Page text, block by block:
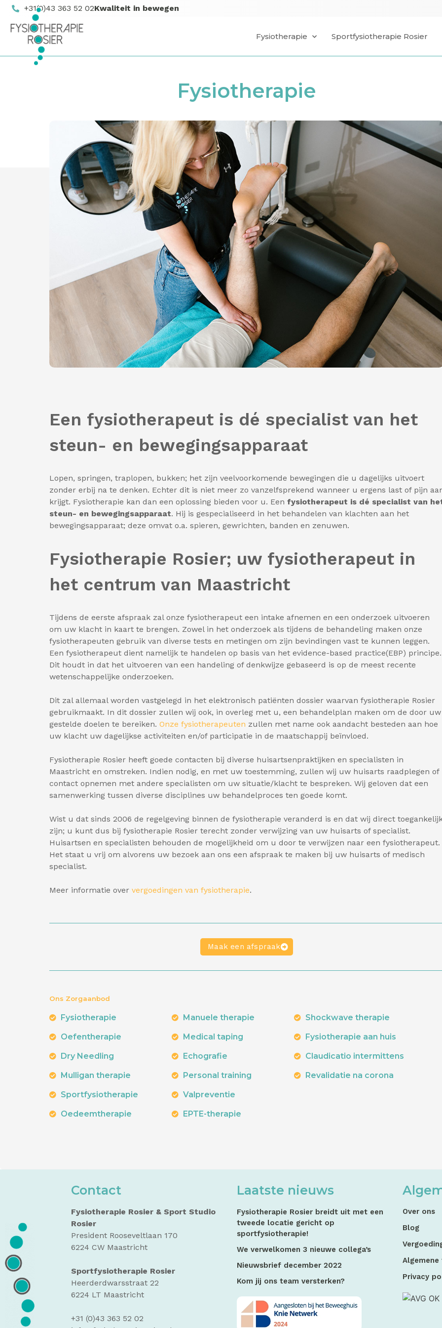
+31(0)43 363 52 02Kwaliteit in bewegen
Fysiotherapie Sportfysiotherapie Rosier
Fysiotherapie
Een fysiotherapeut is dé specialist van het
steun- en bewegingsapparaat
Lopen, springen, traplopen, bukken; het zijn veelvoorkomende bewegingen die u dagelijks uitvoert
zonder erbij na te denken. Echter dit is niet meer zo vanzelfsprekend wanneer u ergens last of pijn
krijgt. Fysiotherapie kan dan een oplossing bieden voor u. Een fysiotherapeut is dé specialist van
steun- en bewegingsapparaat. Hij is gespecialiseerd in het behandelen van klachten aan het
bewegingsapparaat; deze omvat o.a. spieren, gewrichten, banden en zenuwen.
Fysiotherapie Rosier; uw fysiotherapeut in
het centrum van Maastricht
Tijdens de eerste afspraak zal onze fysiotherapeut een intake afnemen en een onderzoek uitvoeren
om uw klacht in kaart te brengen. Zowel in het onderzoek als tijdens de behandeling maken onze
fysiotherapeuten gebruik van diverse tests en metingen om zijn bevindingen vast te kunnen leggen.
Een fysiotherapeut dient namelijk te handelen op basis van het evidence-based practice(EBP) principe.
Dit houdt in dat het uitvoeren van een handeling of denkwijze gebaseerd is op de meest recente
wetenschappelijke onderzoeken.
Dit zal allemaal worden vastgelegd in het elektronisch patiënten dossier waarvan fysiotherapie Rosier
gebruikmaakt. In dit dossier zullen wij ook, in overleg met u, een behandelplan maken om de door uw
gestelde doelen te bereiken. Onze fysiotherapeuten zullen met name ook aandacht besteden aan hoe
uw klacht uw dagelijkse activiteiten en/of participatie in de maatschappij beïnvloed.
Fysiotherapie Rosier heeft goede contacten bij diverse huisartsenpraktijken en specialisten in
Maastricht en omstreken. Indien nodig, en met uw toestemming, zullen wij uw huisarts raadplegen of
contact opnemen met andere specialisten om uw situatie/klacht te bespreken. Wij geloven dat een
samenwerking tussen diverse disciplines uw behandelproces ten goede komt.
Wist u dat sinds 2006 de regelgeving binnen de fysiotherapie veranderd is en dat wij direct
zijn; u kunt dus bij fysiotherapie Rosier terecht zonder verwijzing van uw huisarts of specialist.
Huisartsen en specialisten behouden de mogelijkheid om u door te verwijzen naar een fysiotherapeut.
Het staat u vrij om alvorens uw bezoek aan ons een afspraak te maken bij uw huisarts of medisch
specialist.
Meer informatie over vergoedingen van fysiotherapie.
Maak een afspraak
Ons Zorgaanbod
Fysiotherapie
Oefentherapie
Dry Needling
Mulligan therapie
Sportfysiotherapie
Oedeemtherapie
Manuele therapie
Medical taping
Echografie
Personal training
Valpreventie
EPTE-therapie
Shockwave therapie
Fysiotherapie aan huis
Claudicatio intermittens
Revalidatie na corona
Contact
Fysiotherapie Rosier & Sport Studio
Rosier
President Rooseveltlaan 170
6224 CW Maastricht
Sportfysiotherapie Rosier
Heerderdwarsstraat 22
6224 LT Maastricht
+31 (0)43 363 52 02
Laatste nieuws
Fysiotherapie Rosier breidt uit met een
tweede locatie gericht op
sportfysiotherapie!
We verwelkomen 3 nieuwe collega’s
Nieuwsbrief december 2022
Kom jij ons team versterken?
Over ons
Blog
Privacy